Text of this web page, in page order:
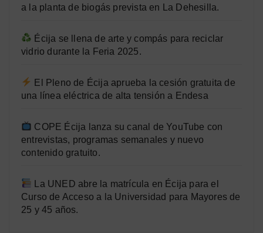
a la planta de biogás prevista en La Dehesilla.
Écija se llena de arte y compás para reciclar
vidrio durante la Feria 2025.
El Pleno de Écija aprueba la cesión gratuita de
una línea eléctrica de alta tensión a Endesa
COPE Écija lanza su canal de YouTube con
entrevistas, programas semanales y nuevo
contenido gratuito.
La UNED abre la matrícula en Écija para el
Curso de Acceso a la Universidad para Mayores de
25 y 45 años.